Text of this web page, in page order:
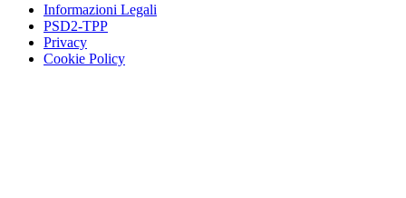
Informazioni Legali
PSD2-TPP
Privacy
Cookie Policy